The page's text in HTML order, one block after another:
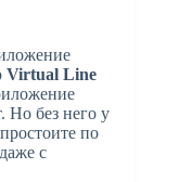
Virtual Line
Но без него у
по
с